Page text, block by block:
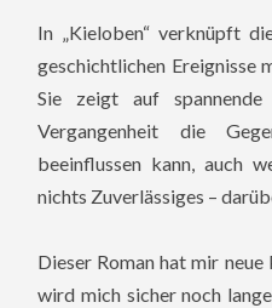
In „Kieloben“ verknüpft
geschichtlichen Ereignisse
Sie zeigt auf
Vergangenheit die
beeinflussen kann, auch
nichts Zuverlässiges –
Dieser Roman hat mir
wird mich sicher noch